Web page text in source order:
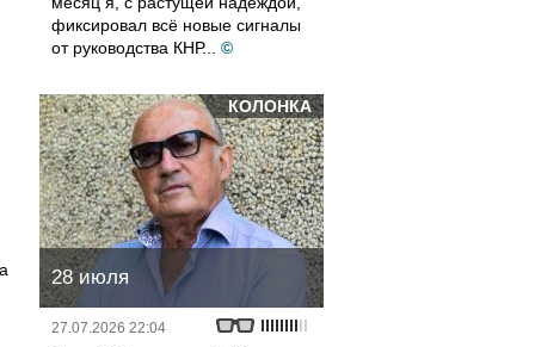
фиксировал всё новые сигналы
от руководства КНР...
©
КОЛОНКА
28 июля
27.07.2026 22:04